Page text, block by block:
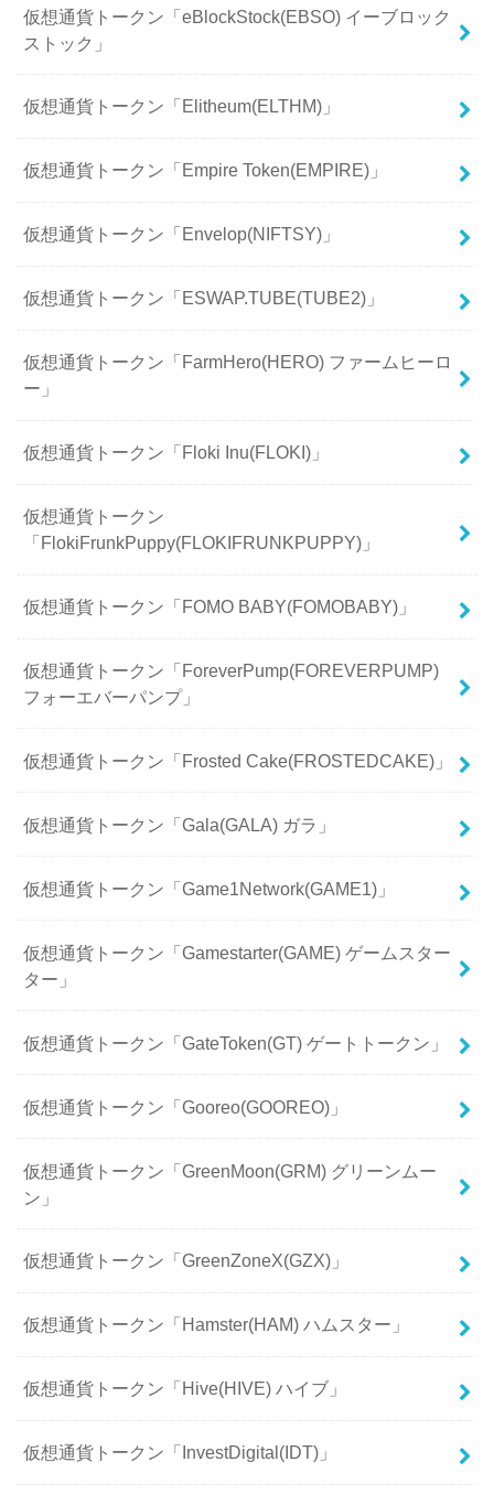
仮想通貨トークン「eBlockStock(EBSO) イーブロック
ストック」
仮想通貨トークン「Elitheum(ELTHM)」
仮想通貨トークン「Empire Token(EMPIRE)」
仮想通貨トークン「Envelop(NIFTSY)」
仮想通貨トークン「ESWAP.TUBE(TUBE2)」
仮想通貨トークン「FarmHero(HERO) ファームヒーロ
ー」
仮想通貨トークン「Floki Inu(FLOKI)」
仮想通貨トークン
「FlokiFrunkPuppy(FLOKIFRUNKPUPPY)」
仮想通貨トークン「FOMO BABY(FOMOBABY)」
仮想通貨トークン「ForeverPump(FOREVERPUMP)
フォーエバーパンプ」
仮想通貨トークン「Frosted Cake(FROSTEDCAKE)」
仮想通貨トークン「Gala(GALA) ガラ」
仮想通貨トークン「Game1Network(GAME1)」
仮想通貨トークン「Gamestarter(GAME) ゲームスター
ター」
仮想通貨トークン「GateToken(GT) ゲートトークン」
仮想通貨トークン「Gooreo(GOOREO)」
仮想通貨トークン「GreenMoon(GRM) グリーンムー
ン」
仮想通貨トークン「GreenZoneX(GZX)」
仮想通貨トークン「Hamster(HAM) ハムスター」
仮想通貨トークン「Hive(HIVE) ハイブ」
仮想通貨トークン「InvestDigital(IDT)」